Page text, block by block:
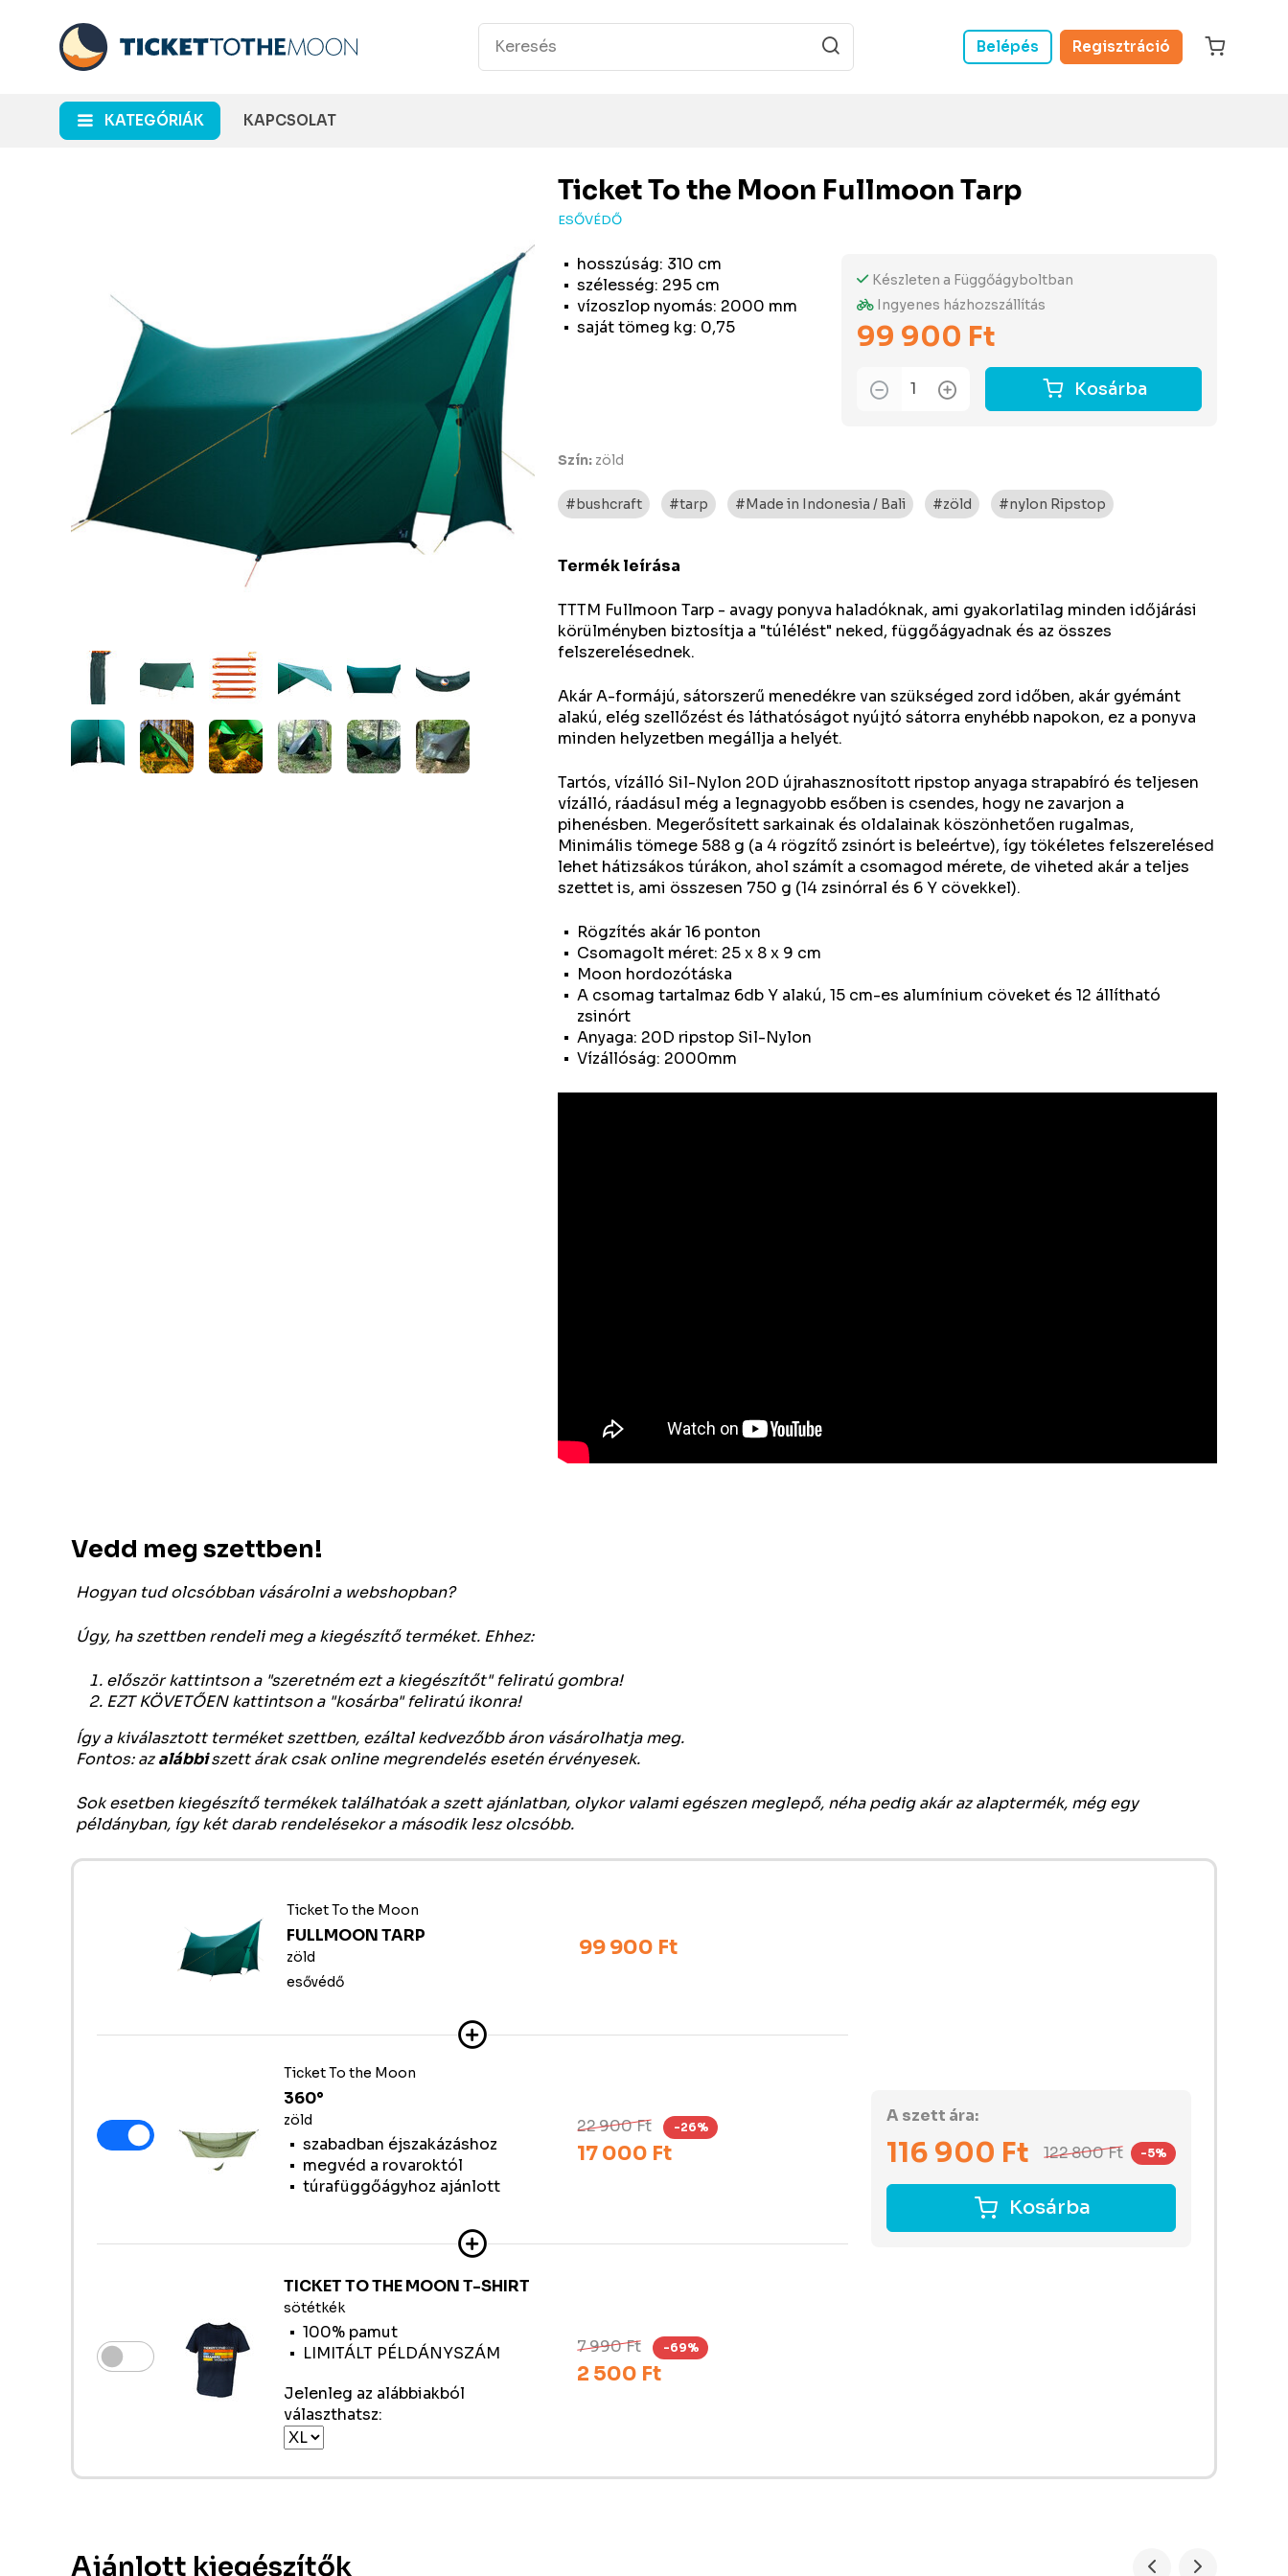
Belépés Regisztráció
KATEGÓRIÁK KAPCSOLAT
Ticket To the Moon Fullmoon Tarp
ESŐVÉDŐ
hosszúság: 310 cm
szélesség: 295 cm
vízoszlop nyomás: 2000 mm
saját tömeg kg: 0,75
Készleten a Függőágyboltban
Ingyenes házhozszállítás
99 900 Ft
Kosárba
Szín: zöld
#bushcraft #tarp #Made in Indonesia / Bali #zöld #nylon Ripstop
Termék leírása
TTTM Fullmoon Tarp - avagy ponyva haladóknak, ami gyakorlatilag minden időjárási
körülményben biztosítja a "túlélést" neked, függőágyadnak és az összes
felszerelésednek.
Akár A-formájú, sátorszerű menedékre van szükséged zord időben, akár gyémánt
alakú, elég szellőzést és láthatóságot nyújtó sátorra enyhébb napokon, ez a ponyva
minden helyzetben megállja a helyét.
Tartós, vízálló Sil-Nylon 20D újrahasznosított ripstop anyaga strapabíró és teljesen
vízálló, ráadásul még a legnagyobb esőben is csendes, hogy ne zavarjon a
pihenésben. Megerősített sarkainak és oldalainak köszönhetően rugalmas,
Minimális tömege 588 g (a 4 rögzítő zsinórt is beleértve), így tökéletes felszerelésed
lehet hátizsákos túrákon, ahol számít a csomagod mérete, de viheted akár a teljes
szettet is, ami összesen 750 g (14 zsinórral és 6 Y cövekkel).
Rögzítés akár 16 ponton
Csomagolt méret: 25 x 8 x 9 cm
Moon hordozótáska
A csomag tartalmaz 6db Y alakú, 15 cm-es alumínium cöveket és 12 állítható
zsinórt
Anyaga: 20D ripstop Sil-Nylon
Vízállóság: 2000mm
Vedd meg szettben!
Hogyan tud olcsóbban vásárolni a webshopban?
Úgy, ha szettben rendeli meg a kiegészítő terméket. Ehhez:
először kattintson a "szeretném ezt a kiegészítőt" feliratú gombra!
EZT KÖVETŐEN kattintson a "kosárba" feliratú ikonra!
Így a kiválasztott terméket szettben, ezáltal kedvezőbb áron vásárolhatja meg.
Fontos: azalábbiszett árak csak online megrendelés esetén érvényesek.
Sok esetben kiegészítő termékek találhatóak a szett ajánlatban, olykor valami egészen meglepő, néha pedig akár az alaptermék, még egy
példányban, így két darab rendelésekor a második lesz olcsóbb.
Ticket To the Moon
FULLMOON TARP
zöld
esővédő
99 900 Ft
Ticket To the Moon
360°
zöld
szabadban éjszakázáshoz
megvéd a rovaroktól
túrafüggőágyhoz ajánlott
22 900 Ft -26%
17 000 Ft
TICKET TO THE MOON T-SHIRT
sötétkék
100% pamut
LIMITÁLT PÉLDÁNYSZÁM
Jelenleg az alábbiakból
választhatsz:
7 990 Ft -69%
2 500 Ft
A szett ára:
116 900 Ft 122 800Ft -5%
Kosárba
Ajánlott kiegészítők